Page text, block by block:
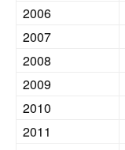
2006
2007
2008
2009
2010
2011